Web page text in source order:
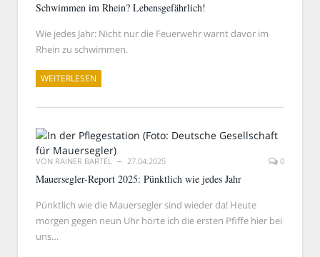
Schwimmen im Rhein? Lebensgefährlich!
Wie jedes Jahr: Nicht nur die Feuerwehr warnt davor im
Rhein zu schwimmen.
WEITERLESEN
VON RAINER BARTEL 27.04.2025 0
Mauersegler-Report 2025: Pünktlich wie jedes Jahr
Pünktlich wie die Mauersegler sind wieder da! Heute
morgen gegen neun Uhr hörte ich die ersten Pfiffe hier bei
uns…